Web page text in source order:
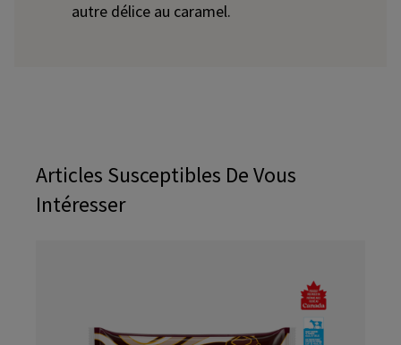
autre délice au caramel.
Articles Susceptibles De Vous
Intéresser